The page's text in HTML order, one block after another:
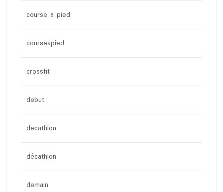
course a pied
courseapied
crossfit
debut
decathlon
décathlon
demain